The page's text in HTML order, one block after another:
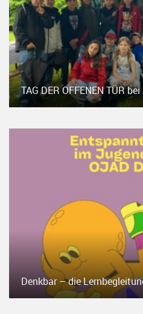
TAG DER OFFENEN TÜR
Denkbar – die